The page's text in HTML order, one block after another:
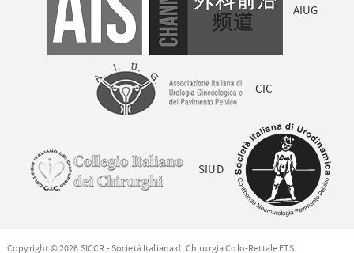
AIUG
CIC
SIUD
Copyright © 2026 SICCR - Società Italiana di Chirurgia Colo-Rettale ETS